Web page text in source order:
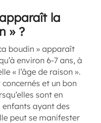
la
» ?
boudin » apparaît
environ 6-7 ans, à
« l’âge de raison ».
et un bon
sont en
enfants ayant des
peut se manifester